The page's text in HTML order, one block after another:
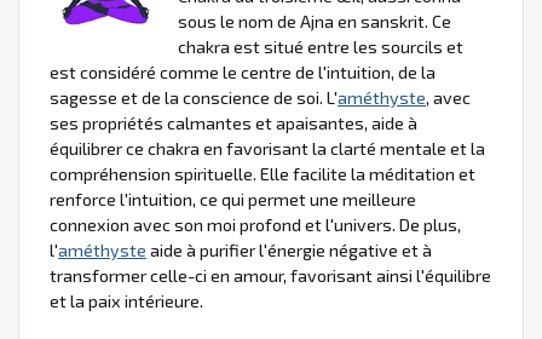
sous le nom de Ajna en sanskrit. Ce
chakra est situé entre les sourcils et
est considéré comme le centre de l'intuition, de la
sagesse et de la conscience de soi. L'améthyste, avec
ses propriétés calmantes et apaisantes, aide à
équilibrer ce chakra en favorisant la clarté mentale et la
compréhension spirituelle. Elle facilite la méditation et
renforce l'intuition, ce qui permet une meilleure
connexion avec son moi profond et l'univers. De plus,
l'améthyste aide à purifier l'énergie négative et à
transformer celle-ci en amour, favorisant ainsi l'équilibre
et la paix intérieure.